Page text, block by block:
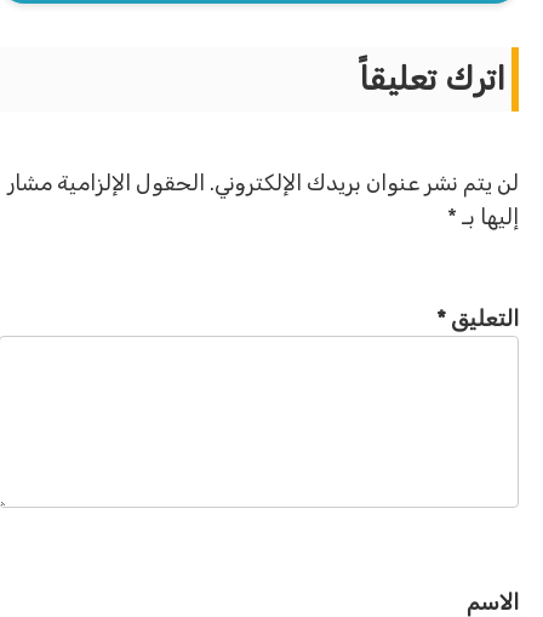
اترك تعليقاً
لن يتم نشر عنوان بريدك الإلكتروني. الحقول الإلزامية مشار
إليها بـ *
التعليق*
الاسم